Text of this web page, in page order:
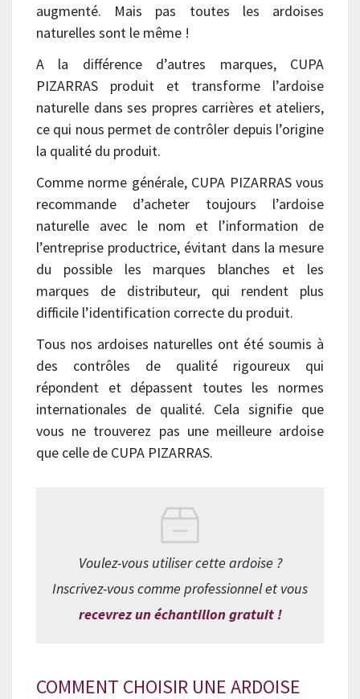
augmenté. Mais pas toutes les ardoises
naturelles sont le même !
A la différence d’autres marques, CUPA
PIZARRAS produit et transforme l’ardoise
naturelle dans ses propres carrières et ateliers,
ce qui nous permet de contrôler depuis l’origine
la qualité du produit.
Comme norme générale, CUPA PIZARRAS vous
recommande d’acheter toujours l’ardoise
naturelle avec le nom et l’information de
l’entreprise productrice, évitant dans la mesure
du possible les marques blanches et les
marques de distributeur, qui rendent plus
difficile l’identification correcte du produit.
Tous nos ardoises naturelles ont été soumis à
des contrôles de qualité rigoureux qui
répondent et dépassent toutes les normes
internationales de qualité. Cela signifie que
vous ne trouverez pas une meilleure ardoise
que celle de CUPA PIZARRAS.
Voulez-vous utiliser cette ardoise ?
Inscrivez-vous comme professionnel et vous
recevrez un échantillon gratuit !
COMMENT CHOISIR UNE ARDOISE